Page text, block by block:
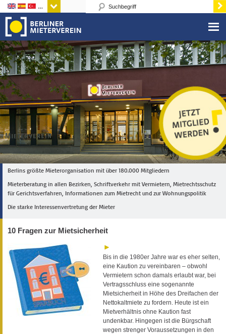
Sprachen
Berlins größte Mieterorganisation mit über 180.000 Mitgliedern
Mieterberatung in allen Bezirken, Schriftverkehr mit Vermietern, Mietrechtsschutz
für Gerichtsverfahren, Informationen zum Mietrecht und zur Wohnungspolitik
Die starke Interessenvertretung der Mieter
10 Fragen zur Mietsicherheit
Bis in die 1980er Jahre war es eher selten,
eine Kaution zu vereinbaren – obwohl
Vermietern schon damals erlaubt war, bei
Vertragsschluss eine sogenannte
Mietsicherheit in Höhe des Dreifachen der
Nettokaltmiete zu fordern. Heute ist ein
Mietverhältnis ohne Kaution fast
undenkbar. Hingegen ist die Bürgschaft
wegen strenger Voraussetzungen in den